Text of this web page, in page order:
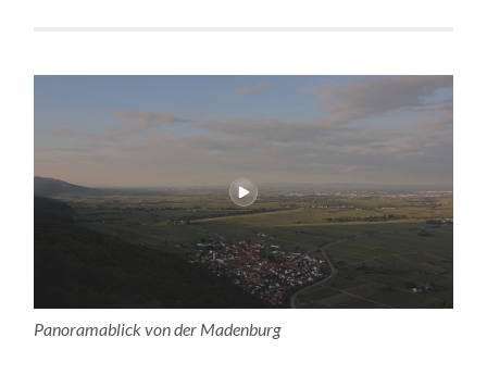
Panoramablick von der Madenburg